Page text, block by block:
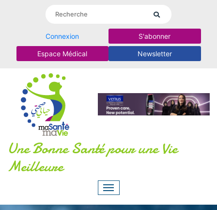
Connexion S'abonner
Espace Médical Newsletter
Une Bonne Santé pour une Vie
Meilleure